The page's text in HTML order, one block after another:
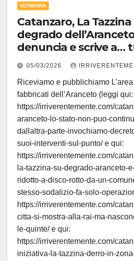
ULTIM'ORA
Catanzaro, La
degrado
denuncia e scrive a…
link)!
05/03/2026
Riceviamo e pubblichiamo
fabbricati dell’Aranceto (leggi qui:
https://irriverentemente.com/
aranceto-lo-stato-non-puo-
dallaltra-parte-invochiamo-
suoi-interventi-sul-punto/ e qui:
https://irriverentemente.com/
la-tazzina-su-degrado-aranceto-
ridotto-a-disco-rotto-da-un-
stesso-sodalizio-fa-solo-
https://irriverentemente.com/
citta-si-mostra-alla-rai-ma-
le-quinte/ e qui:
https://irriverentemente.com/
iniziativa-la-tazzina-derro-in-